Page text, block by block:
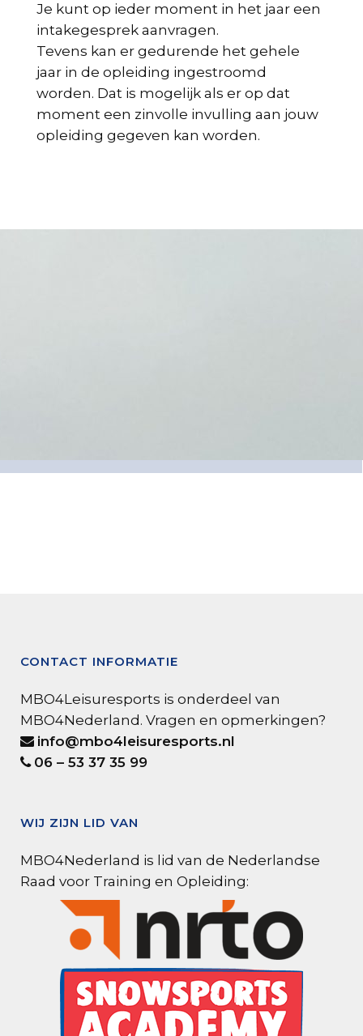
Je kunt op ieder moment in het jaar een
intakegesprek aanvragen.
Tevens kan er gedurende het gehele
jaar in de opleiding ingestroomd
worden. Dat is mogelijk als er op dat
moment een zinvolle invulling aan jouw
opleiding gegeven kan worden.
CONTACT INFORMATIE
MBO4Leisuresports is onderdeel van
MBO4Nederland. Vragen en opmerkingen?
info@mbo4leisuresports.nl
06 – 53 37 35 99
WIJ ZIJN LID VAN
MBO4Nederland is lid van de Nederlandse
Raad voor Training en Opleiding: